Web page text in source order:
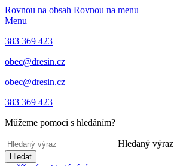
Rovnou na obsah Rovnou na menu
Menu
383 369 423
obec@dresin.cz
obec@dresin.cz
383 369 423
Můžeme pomoci s hledáním?
Hledaný výraz
Hledat